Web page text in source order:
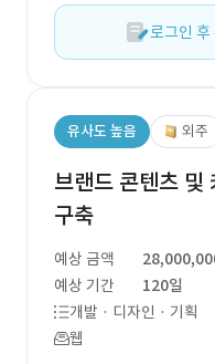
로그인 후
유사도 높음 외주
브랜드 콘텐츠 및
구축
예상 금액
예상 기간
120일
개발 · 디자인 · 기획
웹